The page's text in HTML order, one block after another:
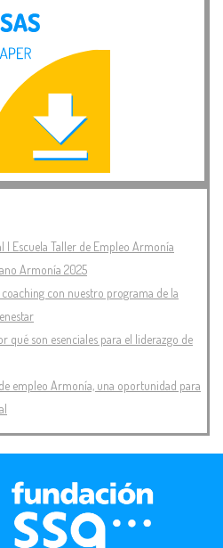
| Escuela Taller de Empleo Armonía
Armonía 2025
con nuestro programa de la
qué son esenciales para el liderazgo de
empleo Armonía, una oportunidad para